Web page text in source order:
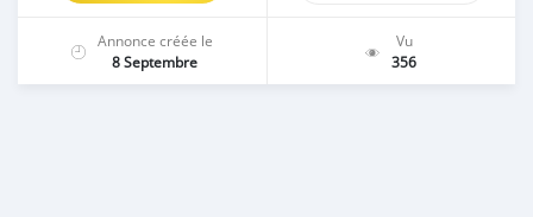
Annonce créée le
8 Septembre
Vu
356